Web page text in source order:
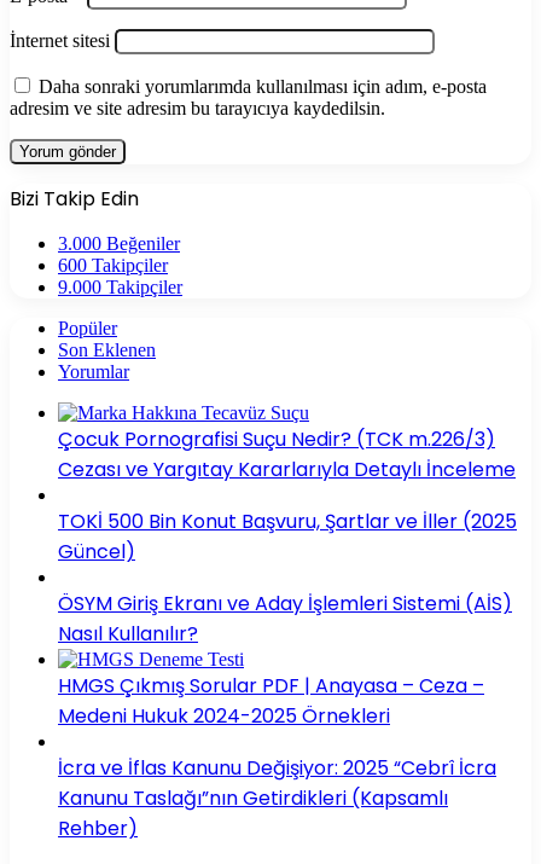
İnternet sitesi
Daha sonraki yorumlarımda kullanılması için adım, e-posta
adresim ve site adresim bu tarayıcıya kaydedilsin.
Bizi Takip Edin
3.000 Beğeniler
600 Takipçiler
9.000 Takipçiler
Popüler
Son Eklenen
Yorumlar
Çocuk Pornografisi Suçu Nedir? (TCK m.226/3)
Cezası ve Yargıtay Kararlarıyla Detaylı İnceleme
TOKİ 500 Bin Konut Başvuru, Şartlar ve İller (2025
Güncel)
ÖSYM Giriş Ekranı ve Aday İşlemleri Sistemi (AİS)
Nasıl Kullanılır?
HMGS Çıkmış Sorular PDF | Anayasa – Ceza –
Medeni Hukuk 2024-2025 Örnekleri
İcra ve İflas Kanunu Değişiyor: 2025 “Cebrî İcra
Kanunu Taslağı”nın Getirdikleri (Kapsamlı
Rehber)